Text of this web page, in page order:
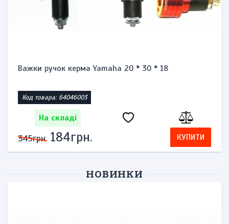
Важки ручок керма Yamaha 20 * 30 * 18
Код товара: 64046003
На складі
345грн. 184грн. КУПИТИ
НОВИНКИ